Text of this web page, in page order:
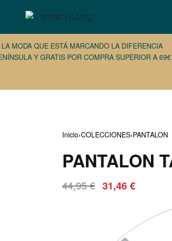
MODA QUE ESTÁ MARCANDO LA DIFERENCIA
Y GRATIS POR COMPRA SUPERIOR A
Inicio›COLECCIONES›PANTALON
PANTALON
44,95€ 31,46 €